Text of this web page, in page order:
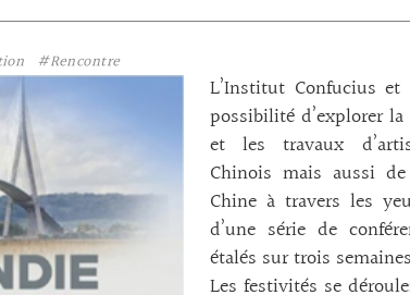
#Rencontre
L’Institut Confucius
possibilité d’explorer
et les travaux
Chinois mais aussi
Chine à travers les
d’une série de
étalés sur trois
Les festivités se